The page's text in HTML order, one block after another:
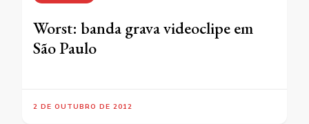
Worst: banda grava videoclipe em
São Paulo
2 DE OUTUBRO DE 2012